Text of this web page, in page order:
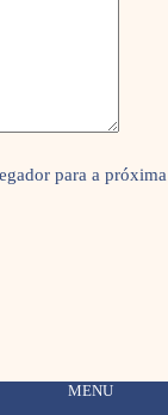
para a
MENU